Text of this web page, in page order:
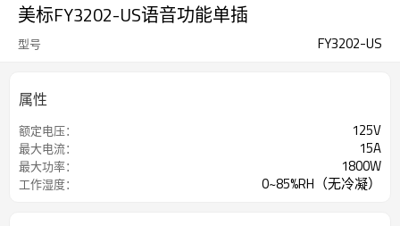
美标FY3202-US语音功能单插
型号 FY3202-US
属性
额定电压： 125V
最大电流： 15A
最大功率： 1800W
工作湿度： 0~85%RH（无冷凝）